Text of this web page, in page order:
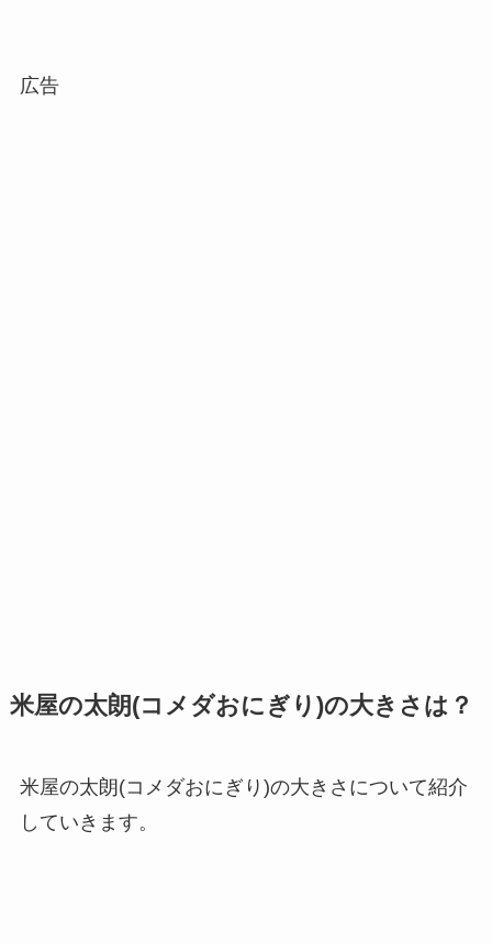
広告
米屋の太朗(コメダおにぎり)の大きさは？
米屋の太朗(コメダおにぎり)の大きさについて紹介
していきます。